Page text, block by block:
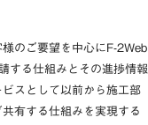
のご要望を中心にF-2Web
する仕組みとその進捗情報
スとして以前から施工部
有する仕組みを実現する